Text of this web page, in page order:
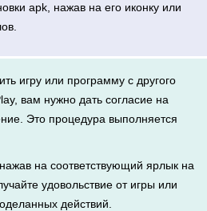
apk, нажав на его иконку или
игру или программу с другого
вам нужно дать согласие на
Это процедура выполняется
на соответствующий ярлык на
удовольствие от игры или
действий.